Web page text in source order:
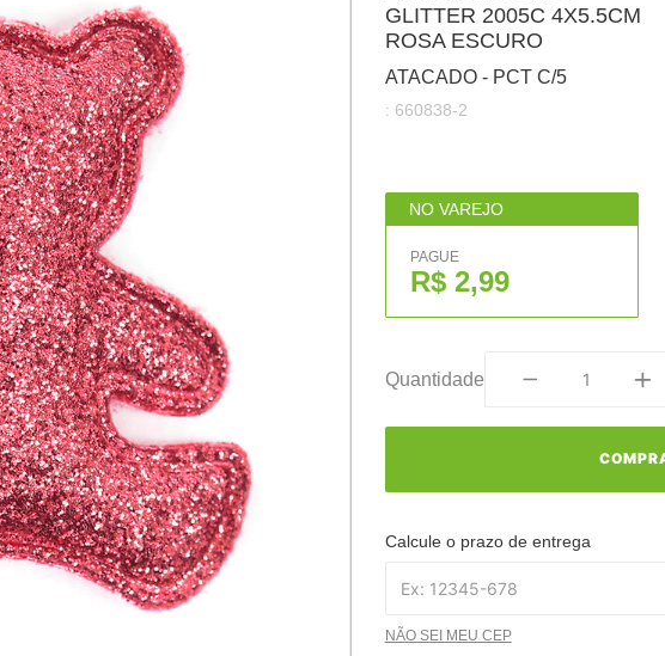
GLITTER 2005C 4X5.5CM
ROSA ESCURO
ATACADO - PCT C/5
: 660838-2
NO VAREJO
PAGUE
R$ 2,99
Quantidade
Calcule o prazo de entrega
NÃO SEI MEU CEP